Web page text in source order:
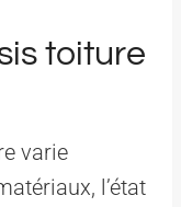
toiture
varie
l’état